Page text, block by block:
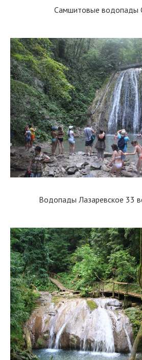
Самшитовые водопады
Водопады Лазаревское 33